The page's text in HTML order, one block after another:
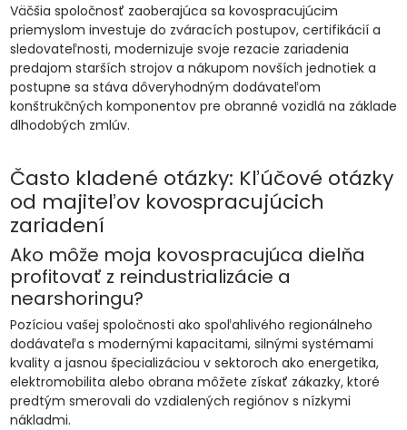
Väčšia spoločnosť zaoberajúca sa kovospracujúcim
priemyslom investuje do zváracích postupov, certifikácií a
sledovateľnosti, modernizuje svoje rezacie zariadenia
predajom starších strojov a nákupom novších jednotiek a
postupne sa stáva dôveryhodným dodávateľom
konštrukčných komponentov pre obranné vozidlá na základe
dlhodobých zmlúv.
Často kladené otázky: Kľúčové otázky
od majiteľov kovospracujúcich
zariadení
Ako môže moja kovospracujúca dielňa
profitovať z reindustrializácie a
nearshoringu?
Pozíciou vašej spoločnosti ako spoľahlivého regionálneho
dodávateľa s modernými kapacitami, silnými systémami
kvality a jasnou špecializáciou v sektoroch ako energetika,
elektromobilita alebo obrana môžete získať zákazky, ktoré
predtým smerovali do vzdialených regiónov s nízkymi
nákladmi.